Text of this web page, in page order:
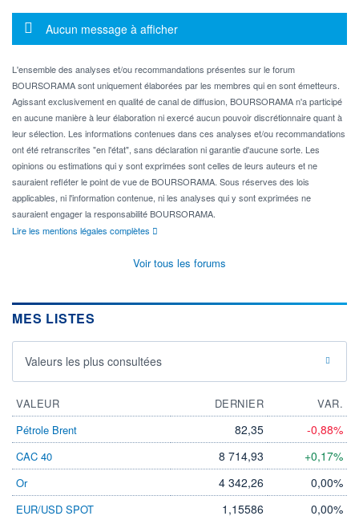
Message d'information
Aucun message à afficher
L'ensemble des analyses et/ou recommandations présentes sur le forum
BOURSORAMA sont uniquement élaborées par les membres qui en sont émetteurs.
Agissant exclusivement en qualité de canal de diffusion, BOURSORAMA n'a participé
en aucune manière à leur élaboration ni exercé aucun pouvoir discrétionnaire quant à
leur sélection. Les informations contenues dans ces analyses et/ou recommandations
ont été retranscrites "en l'état", sans déclaration ni garantie d'aucune sorte. Les
opinions ou estimations qui y sont exprimées sont celles de leurs auteurs et ne
sauraient refléter le point de vue de BOURSORAMA. Sous réserves des lois
applicables, ni l'information contenue, ni les analyses qui y sont exprimées ne
sauraient engager la responsabilité BOURSORAMA.
Lire les mentions légales complètes
Voir tous les forums
MES LISTES
Valeurs les plus consultées
VALEUR DERNIER
VAR.
Pétrole Brent
82,35 -0,88%
CAC 40 8 714,93 +0,17%
Or 4 342,26 0,00%
EUR/USD SPOT 1,15586 0,00%